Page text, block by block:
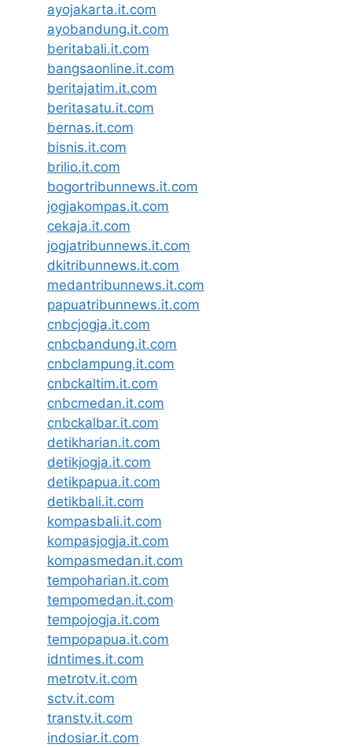
ayojakarta.it.com
ayobandung.it.com
beritabali.it.com
bangsaonline.it.com
beritajatim.it.com
beritasatu.it.com
bernas.it.com
bisnis.it.com
brilio.it.com
bogortribunnews.it.com
jogjakompas.it.com
cekaja.it.com
jogjatribunnews.it.com
dkitribunnews.it.com
medantribunnews.it.com
papuatribunnews.it.com
cnbcjogja.it.com
cnbcbandung.it.com
cnbclampung.it.com
cnbckaltim.it.com
cnbcmedan.it.com
cnbckalbar.it.com
detikharian.it.com
detikjogja.it.com
detikpapua.it.com
detikbali.it.com
kompasbali.it.com
kompasjogja.it.com
kompasmedan.it.com
tempoharian.it.com
tempomedan.it.com
tempojogja.it.com
tempopapua.it.com
idntimes.it.com
metrotv.it.com
sctv.it.com
transtv.it.com
indosiar.it.com